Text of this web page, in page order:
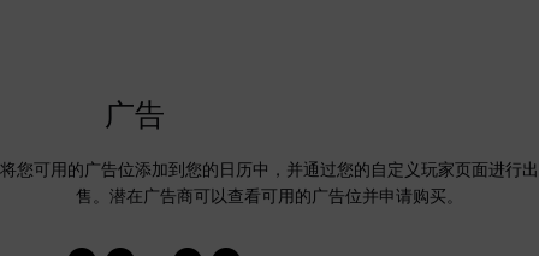
广告
将您可用的广告位添加到您的日历中，并通过您的自定义玩家页面进行出
售。潜在广告商可以查看可用的广告位并申请购买。